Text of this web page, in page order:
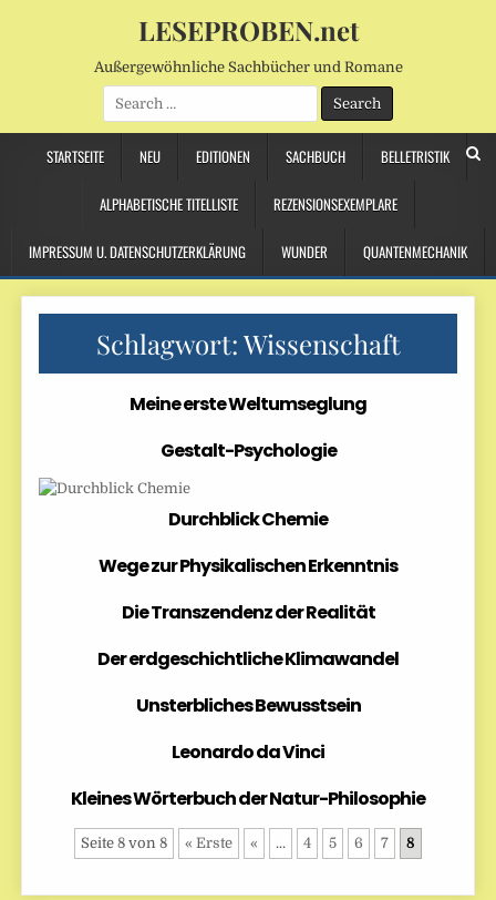
LESEPROBEN.net
Außergewöhnliche Sachbücher und Romane
Search
for:
STARTSEITE NEU EDITIONEN SACHBUCH BELLETRISTIK
ALPHABETISCHE TITELLISTE REZENSIONSEXEMPLARE
IMPRESSUM U. DATENSCHUTZERKLÄRUNG WUNDER QUANTENMECHANIK
Schlagwort:Wissenschaft
Meine erste Weltumseglung
Gestalt-Psychologie
Durchblick Chemie
Wege zur Physikalischen Erkenntnis
Die Transzendenz der Realität
Der erdgeschichtliche Klimawandel
Unsterbliches Bewusstsein
Leonardo da Vinci
Kleines Wörterbuch der Natur-Philosophie
Seite 8 von 8 « Erste « ... 4 5 6 7 8